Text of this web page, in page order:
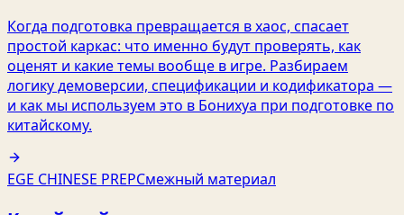
Когда подготовка превращается в хаос, спасает
простой каркас: что именно будут проверять, как
оценят и какие темы вообще в игре. Разбираем
логику демоверсии, спецификации и кодификатора —
и как мы используем это в Бонихуа при подготовке по
китайскому.
EGE CHINESE PREPСмежный материал